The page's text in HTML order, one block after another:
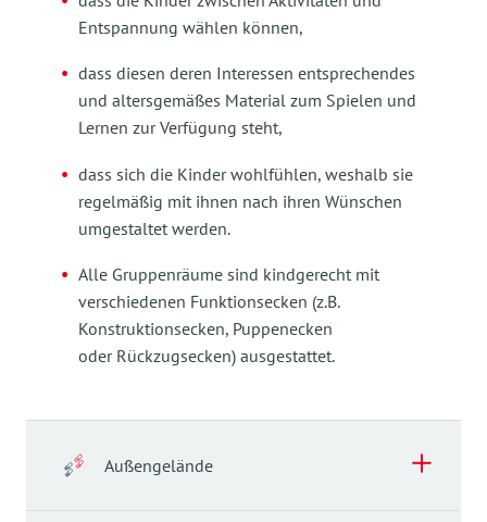
Entspannung wählen können,
dass diesen deren Interessen entsprechendes
und altersgemäßes Material zum Spielen und
Lernen zur Verfügung steht,
dass sich die Kinder wohlfühlen, weshalb sie
regelmäßig mit ihnen nach ihren Wünschen
umgestaltet werden.
Alle Gruppenräume sind kindgerecht mit
verschiedenen Funktionsecken (z.B.
Konstruktionsecken, Puppenecken
oder Rückzugsecken) ausgestattet.
Außengelände